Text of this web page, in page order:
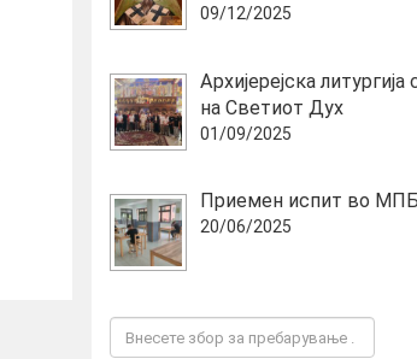
09/12/2025
Архијерејска
на Светиот Дух
01/09/2025
Приемен испит во МПБ
20/06/2025